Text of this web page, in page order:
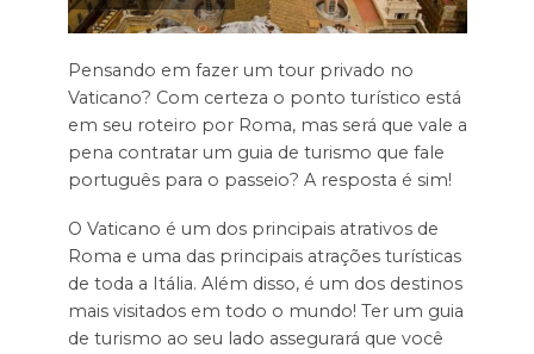
Pensando em fazer um tour privado no
Vaticano? Com certeza o ponto turístico está
em seu roteiro por Roma, mas será que vale a
pena contratar um guia de turismo que fale
português para o passeio? A resposta é sim!
O Vaticano é um dos principais atrativos de
Roma e uma das principais atrações turísticas
de toda a Itália. Além disso, é um dos destinos
mais visitados em todo o mundo! Ter um guia
de turismo ao seu lado assegurará que você